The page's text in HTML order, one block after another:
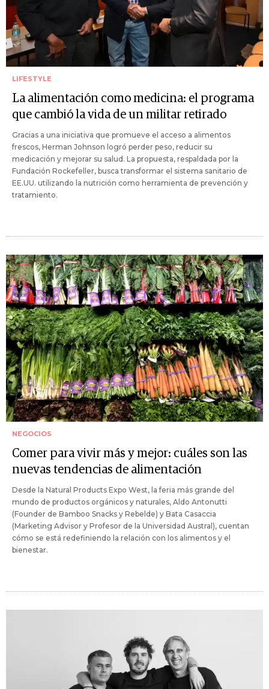
LIFESTYLE
La alimentación como medicina: el programa
que cambió la vida de un militar retirado
Gracias a una iniciativa que promueve el acceso a alimentos
frescos, Herman Johnson logró perder peso, reducir su
medicación y mejorar su salud. La propuesta, respaldada por la
Fundación Rockefeller, busca transformar el sistema sanitario de
EE.UU. utilizando la nutrición como herramienta de prevención y
tratamiento.
NEGOCIOS
Comer para vivir más y mejor: cuáles son las
nuevas tendencias de alimentación
Desde la Natural Products Expo West, la feria más grande del
mundo de productos orgánicos y naturales, Aldo Antonutti
(Founder de Bamboo Snacks y Rebelde) y Bata Casaccia
(Marketing Advisor y Profesor de la Universidad Austral), cuentan
cómo se está redefiniendo la relación con los alimentos y el
bienestar.